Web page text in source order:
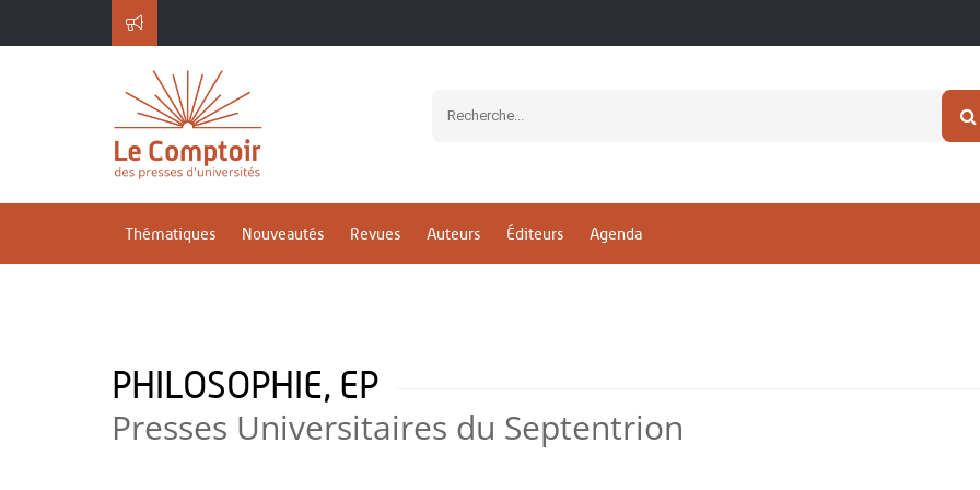
Thématiques Nouveautés Revues Auteurs Éditeurs Agenda
PHILOSOPHIE, EP
Presses Universitaires du Septentrion